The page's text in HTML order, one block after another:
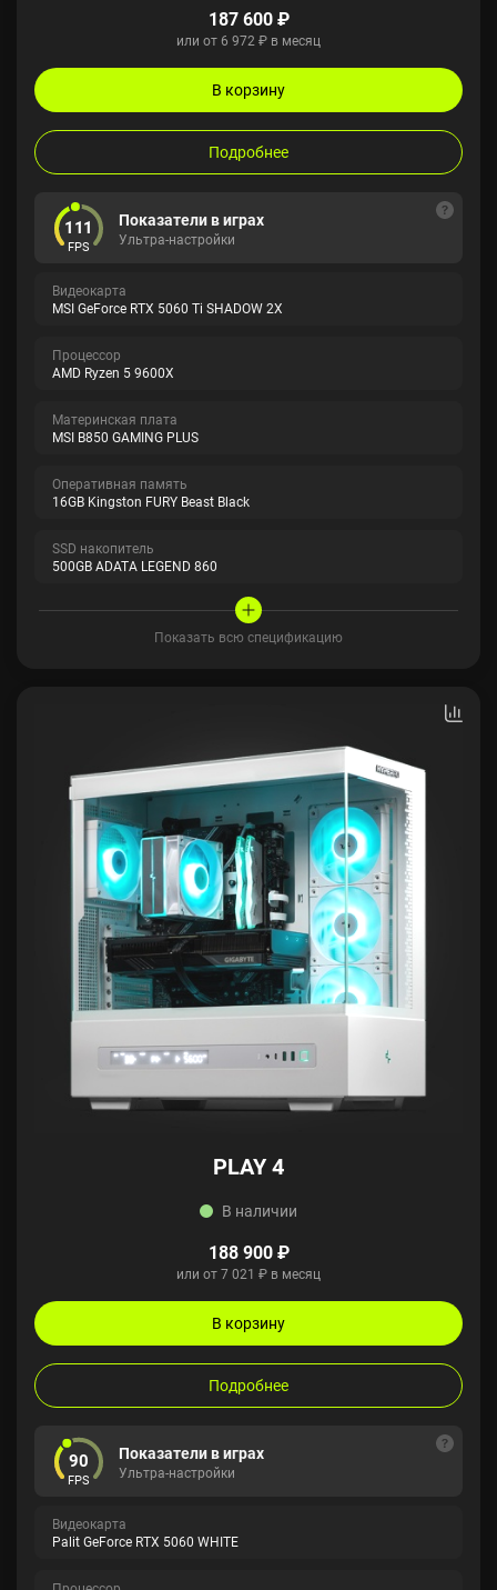
187 600 ₽
или от 6 972 ₽ в месяц
В корзину
Подробнее
111
FPS
Показатели в играх
Ультра-настройки
Видеокарта
MSI GeForce RTX 5060 Ti SHADOW 2X
Процессор
AMD Ryzen 5 9600X
Материнская плата
MSI B850 GAMING PLUS
Оперативная память
16GB Kingston FURY Beast Black
SSD накопитель
500GB ADATA LEGEND 860
Показать всю спецификацию
PLAY 4
В наличии
188 900 ₽
или от 7 021 ₽ в месяц
В корзину
Подробнее
90
FPS
Показатели в играх
Ультра-настройки
Видеокарта
Palit GeForce RTX 5060 WHITE